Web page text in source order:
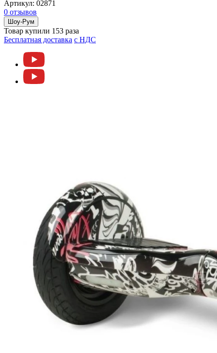
Артикул: 02871
0 отзывов
Шоу-Рум
Товар купили 153 раза
Бесплатная доставка c НДС